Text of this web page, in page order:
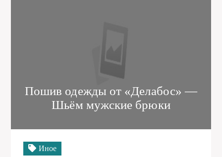
Пошив одежды от «Делабос» —
Шьём мужские брюки
Иное